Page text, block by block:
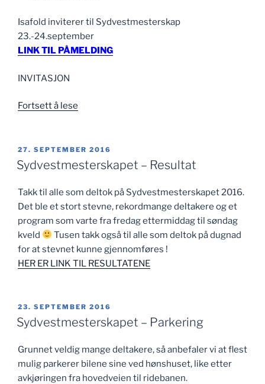
Isafold inviterer til Sydvestmesterskap
23.-24.september
LINK TIL PÅMELDING
INVITASJON
Fortsett å lese
PUBLISERT
27. SEPTEMBER 2016
Sydvestmesterskapet – Resultat
Takk til alle som deltok på Sydvestmesterskapet 2016.
Det ble et stort stevne, rekordmange deltakere og et
program som varte fra fredag ettermiddag til søndag
kveld
Tusen takk også til alle som deltok på dugnad
for at stevnet kunne gjennomføres !
HER ER LINK TIL RESULTATENE
PUBLISERT
23. SEPTEMBER 2016
Sydvestmesterskapet – Parkering
Grunnet veldig mange deltakere, så anbefaler vi at flest
mulig parkerer bilene sine ved hønshuset, like etter
avkjøringen fra hovedveien til ridebanen.